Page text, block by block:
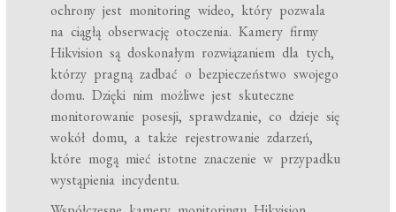
ochrony jest monitoring wideo, który pozwala
na ciągłą obserwację otoczenia. Kamery firmy
Hikvision są doskonałym rozwiązaniem dla tych,
którzy pragną zadbać o bezpieczeństwo swojego
domu. Dzięki nim możliwe jest skuteczne
monitorowanie posesji, sprawdzanie, co dzieje się
wokół domu, a także rejestrowanie zdarzeń,
które mogą mieć istotne znaczenie w przypadku
wystąpienia incydentu.